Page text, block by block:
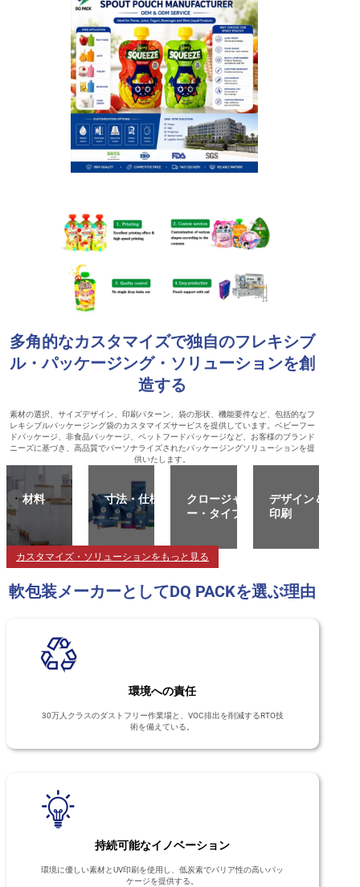
多角的なカスタマイズで独自のフレキシブ
ル・パッケージング・ソリューションを創
造する
素材の選択、サイズデザイン、印刷パターン、袋の形状、機能要件など、包括的なフ
レキシブルパッケージング袋のカスタマイズサービスを提供しています。ベビーフー
ドパッケージ、非食品パッケージ、ペットフードパッケージなど、お客様のブランド
ニーズに基づき、高品質でパーソナライズされたパッケージングソリューションを提
供いたします。
材料 寸法・仕様
クロージャ
ー・タイプ
デザイン＆
印刷
カスタマイズ・ソリューションをもっと見る
軟包装メーカーとしてDQ PACKを選ぶ理由
環境への責任
30万人クラスのダストフリー作業場と、VOC排出を削減するRTO技
術を備えている。
持続可能なイノベーション
環境に優しい素材とUV印刷を使用し、低炭素でバリア性の高いパッ
ケージを提供する。